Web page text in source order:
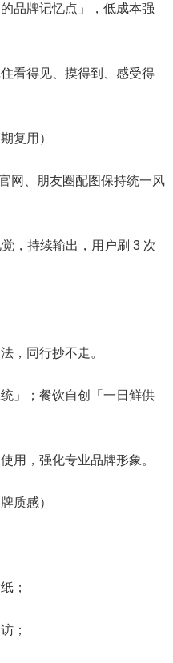
品牌记忆点」，低成本强
看得见、摸得到、感受得
复用）
网、朋友圈配图保持统一风
，持续输出，用户刷 3 次
，同行抄不走。
」；餐饮自创「一日鲜供
用，强化专业品牌形象。
质感）
；
；